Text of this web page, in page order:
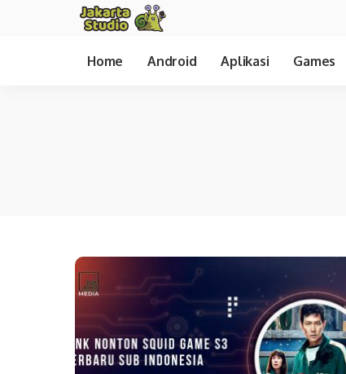
Home Android Aplikasi Games